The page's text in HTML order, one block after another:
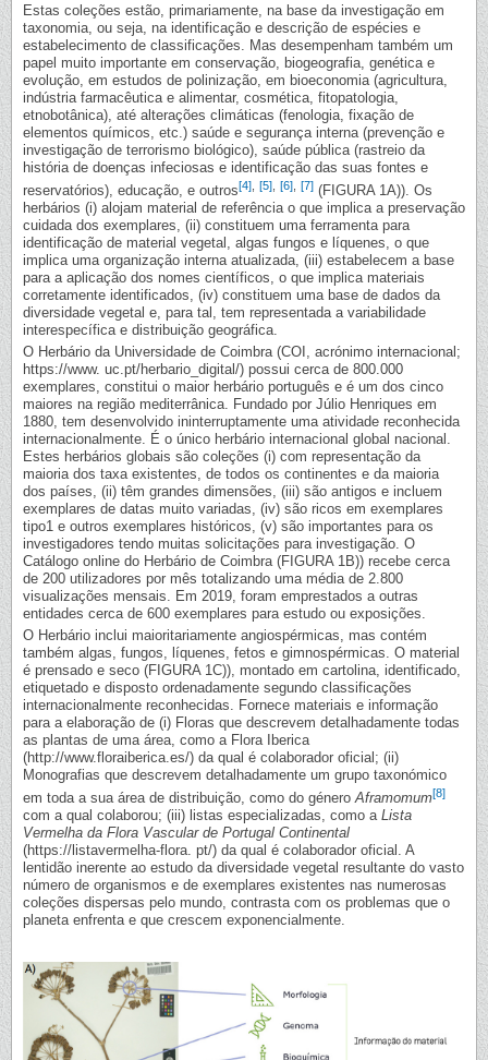
Estas coleções estão, primariamente, na base da investigação em
taxonomia, ou seja, na identificação e descrição de espécies e
estabelecimento de classificações. Mas desempenham também um
papel muito importante em conservação, biogeografia, genética e
evolução, em estudos de polinização, em bioeconomia (agricultura,
indústria farmacêutica e alimentar, cosmética, fitopatologia,
etnobotânica), até alterações climáticas (fenologia, fixação de
elementos químicos, etc.) saúde e segurança interna (prevenção e
investigação de terrorismo biológico), saúde pública (rastreio da
história de doenças infeciosas e identificação das suas fontes e
reservatórios), educação, e outros[4] [5] [6] [7] (FIGURA 1A)). Os
herbários (i) alojam material de referência o que implica a preservação
cuidada dos exemplares, (ii) constituem uma ferramenta para
identificação de material vegetal, algas fungos e líquenes, o que
implica uma organização interna atualizada, (iii) estabelecem a base
para a aplicação dos nomes científicos, o que implica materiais
corretamente identificados, (iv) constituem uma base de dados da
diversidade vegetal e, para tal, tem representada a variabilidade
interespecífica e distribuição geográfica.
O Herbário da Universidade de Coimbra (COI, acrónimo internacional;
https://www. uc.pt/herbario_digital/) possui cerca de 800.000
exemplares, constitui o maior herbário português e é um dos cinco
maiores na região mediterrânica. Fundado por Júlio Henriques em
1880, tem desenvolvido ininterruptamente uma atividade reconhecida
internacionalmente. É o único herbário internacional global nacional.
Estes herbários globais são coleções (i) com representação da
maioria dos taxa existentes, de todos os continentes e da maioria
dos países, (ii) têm grandes dimensões, (iii) são antigos e incluem
exemplares de datas muito variadas, (iv) são ricos em exemplares
tipo1 e outros exemplares históricos, (v) são importantes para os
investigadores tendo muitas solicitações para investigação. O
Catálogo online do Herbário de Coimbra (FIGURA 1B)) recebe cerca
de 200 utilizadores por mês totalizando uma média de 2.800
visualizações mensais. Em 2019, foram emprestados a outras
entidades cerca de 600 exemplares para estudo ou exposições.
O Herbário inclui maioritariamente angiospérmicas, mas contém
também algas, fungos, líquenes, fetos e gimnospérmicas. O material
é prensado e seco (FIGURA 1C)), montado em cartolina, identificado,
etiquetado e disposto ordenadamente segundo classificações
internacionalmente reconhecidas. Fornece materiais e informação
para a elaboração de (i) Floras que descrevem detalhadamente todas
as plantas de uma área, como a Flora Iberica
(http://www.floraiberica.es/) da qual é colaborador oficial; (ii)
Monografias que descrevem detalhadamente um grupo taxonómico
em toda a sua área de distribuição, como do géneroAframomum[8]
com a qual colaborou; (iii) listas especializadas, como a Lista
Vermelha da Flora Vascular de Portugal Continental
(https://listavermelha-flora. pt/) da qual é colaborador oficial. A
lentidão inerente ao estudo da diversidade vegetal resultante do vasto
número de organismos e de exemplares existentes nas numerosas
coleções dispersas pelo mundo, contrasta com os problemas que o
planeta enfrenta e que crescem exponencialmente.